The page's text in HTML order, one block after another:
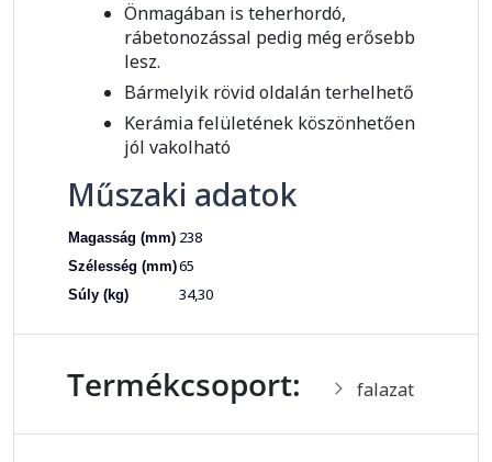
Önmagában is teherhordó,
rábetonozással pedig még erősebb
lesz.
Bármelyik rövid oldalán terhelhető
Kerámia felületének köszönhetően
jól vakolható
Műszaki adatok
Magasság (mm) 238
Szélesség (mm)65
Súly (kg) 34,30
Termékcsoport: falazat